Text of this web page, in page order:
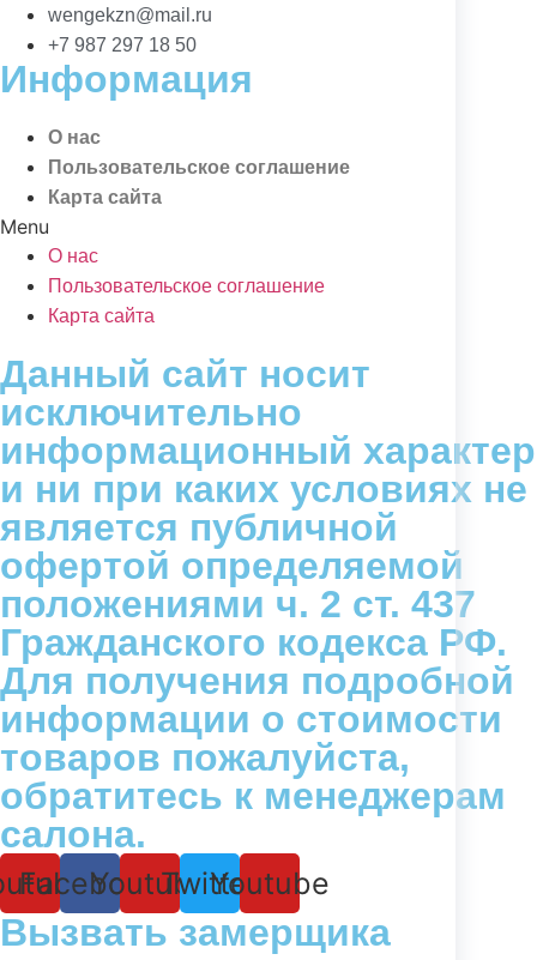
wengekzn@mail.ru
+7 987 297 18 50
Информация
О нас
Пользовательское соглашение
Карта сайта
Menu
О нас
Пользовательское соглашение
Карта сайта
Данный сайт носит
исключительно
информационный характер
и ни при каких условиях не
является публичной
офертой определяемой
положениями ч. 2 ст. 437
Гражданского кодекса РФ.
Для получения подробной
информации о стоимости
товаров пожалуйста,
обратитесь к менеджерам
салона.
Facebook
YoutubeTwitterYoutube
Вызвать замерщика